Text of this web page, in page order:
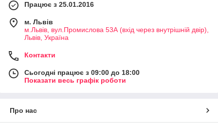
Працює з 25.01.2016
м. Львів
м.Львів, вул.Промислова 53А (вхід через внутрішній двір),
Львів, Україна
Контакти
Сьогодні працює з 09:00 до 18:00
Показати весь графік роботи
Про нас